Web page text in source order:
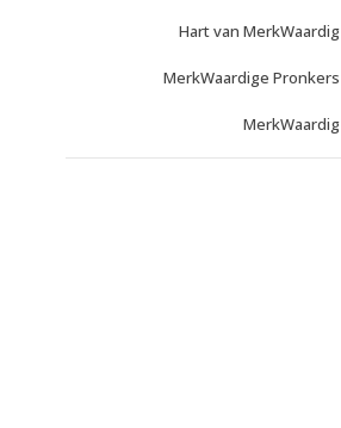
Hart van MerkWaardig
MerkWaardige Pronkers
MerkWaardig